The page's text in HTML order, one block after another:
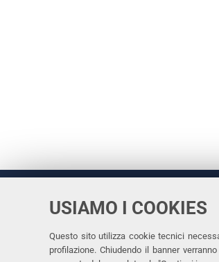
USIAMO I COOKIES
Questo sito utilizza cookie tecnici
profilazione. Chiudendo il banner
Università
di Ferrara